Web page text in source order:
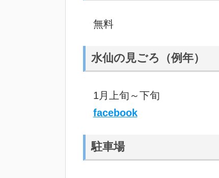
無料
水仙の見ごろ（例年）
1月上旬～下旬
facebook
駐車場